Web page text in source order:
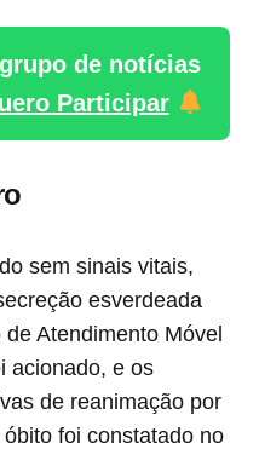
de notícias
Participar
sem sinais vitais,
esverdeada
Atendimento Móvel
acionado, e os
de reanimação por
foi constatado no